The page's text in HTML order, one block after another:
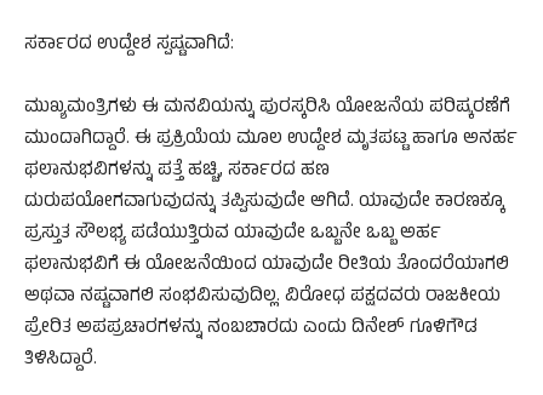
​ಸರ್ಕಾರದ ಉದ್ದೇಶ ಸ್ಪಷ್ಟವಾಗಿದೆ:
​ಮುಖ್ಯಮಂತ್ರಿಗಳು ಈ ಮನವಿಯನ್ನು ಪುರಸ್ಕರಿಸಿ ಯೋಜನೆಯ ಪರಿಷ್ಕರಣೆಗೆ
ಮುಂದಾಗಿದ್ದಾರೆ. ಈ ಪ್ರಕ್ರಿಯೆಯ ಮೂಲ ಉದ್ದೇಶ ಮೃತಪಟ್ಟ ಹಾಗೂ ಅನರ್ಹ
ಫಲಾನುಭವಿಗಳನ್ನು ಪತ್ತೆ ಹಚ್ಚಿ, ಸರ್ಕಾರದ ಹಣ
ದುರುಪಯೋಗವಾಗುವುದನ್ನು ತಪ್ಪಿಸುವುದೇ ಆಗಿದೆ. ​ಯಾವುದೇ ಕಾರಣಕ್ಕೂ
ಪ್ರಸ್ತುತ ಸೌಲಭ್ಯ ಪಡೆಯುತ್ತಿರುವ ಯಾವುದೇ ಒಬ್ಬನೇ ಒಬ್ಬ ಅರ್ಹ
ಫಲಾನುಭವಿಗೆ ಈ ಯೋಜನೆಯಿಂದ ಯಾವುದೇ ರೀತಿಯ ತೊಂದರೆಯಾಗಲಿ
ಅಥವಾ ನಷ್ಟವಾಗಲಿ ಸಂಭವಿಸುವುದಿಲ್ಲ. ವಿರೋಧ ಪಕ್ಷದವರು ರಾಜಕೀಯ
ಪ್ರೇರಿತ ಅಪಪ್ರಚಾರಗಳನ್ನು ನಂಬಬಾರದು ಎಂದು ದಿನೇಶ್ ಗೂಳಿಗೌಡ
ತಿಳಿಸಿದ್ದಾರೆ.